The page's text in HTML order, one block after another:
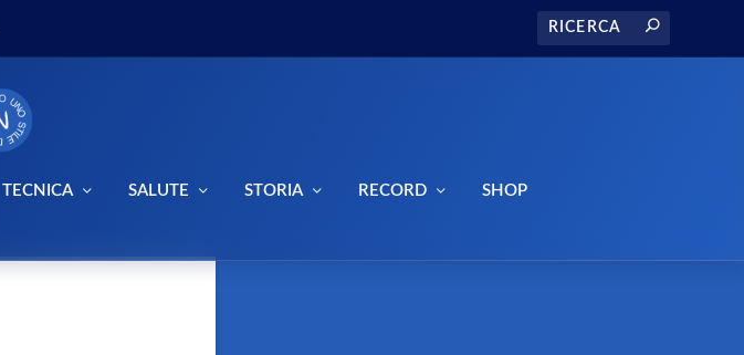
TECNICA SALUTE STORIA RECORD SHOP